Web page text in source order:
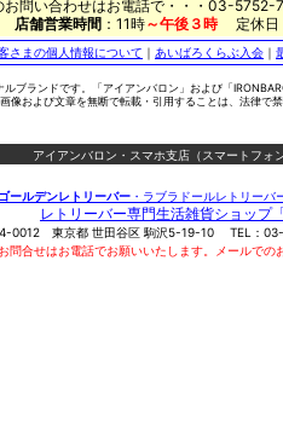
お問い合わせはお電話で・・・03-5752-
店舗営業時間 ：11時～午後３時 定休
さまの個人情報について ｜ あいばろくらぶ入会 ｜
ルブランドです。「アイアンバロン」および「
像および文章を無断で転載・引用することは、法律で
アイアンバロン・スマホ支店（スマートフォ
ゴールデンレトリーバー ・ラブラドールレトリー
レトリーバー専門生活雑貨ショップ
0012 東京都 世田谷区 駒沢5-19-10 TEL：
お問合せはお電話でお願いいたします。メールで